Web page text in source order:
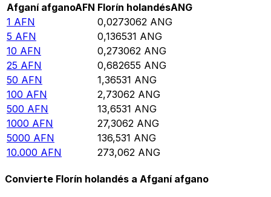
Afganí afganoAFN Florín holandésANG
1 AFN 0,0273062 ANG
5 AFN 0,136531 ANG
10 AFN 0,273062 ANG
25 AFN 0,682655 ANG
50 AFN 1,36531 ANG
100 AFN 2,73062 ANG
500 AFN 13,6531 ANG
1000 AFN 27,3062 ANG
5000 AFN 136,531 ANG
10.000 AFN 273,062 ANG
Convierte Florín holandés a Afganí afgano